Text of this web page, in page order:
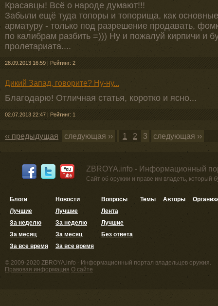
Красавцы! Всё о народе думают!!!
Забыли ещё туда топоры и топорища, как
арматуру - только под разрешение продавать,
по калибрам разбить =))) Ну и пожалуй кирпичи и
пролетариата....
28.09.2013 16:59 | Рейтинг: 2
Дикий Запад, говорите? Ну-ну...
Благодарю! Отличная статья, коротко и ясно...
02.07.2013 22:47 | Рейтинг: 1
‹‹ предыдущая следующая ›› 1 2 3 следующая ››
ZBROYA.info - Информационный
Сайт об оружии и праве им владеть, который
Блоги
Лучшие
За неделю
За месяц
За все время
Новости
Лучшие
За неделю
За месяц
За все время
Вопросы
Лента
Лучшие
Без ответа
Темы Авторы
© 2009-2020 ZBROYA.info - Информационный портал владельцев оружия.
Правовая информация О сайте